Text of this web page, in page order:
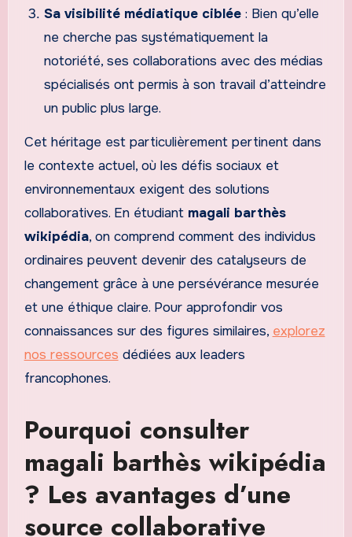
Sa visibilité médiatique ciblée : Bien qu’elle
ne cherche pas systématiquement la
notoriété, ses collaborations avec des médias
spécialisés ont permis à son travail d’atteindre
un public plus large.
Cet héritage est particulièrement pertinent dans
le contexte actuel, où les défis sociaux et
environnementaux exigent des solutions
collaboratives. En étudiant magali barthès
wikipédia, on comprend comment des individus
ordinaires peuvent devenir des catalyseurs de
changement grâce à une persévérance mesurée
et une éthique claire. Pour approfondir vos
connaissances sur des figures similaires, explorez
nos ressources dédiées aux leaders
francophones.
Pourquoi consulter
magali barthès wikipédia
? Les avantages d’une
source collaborative